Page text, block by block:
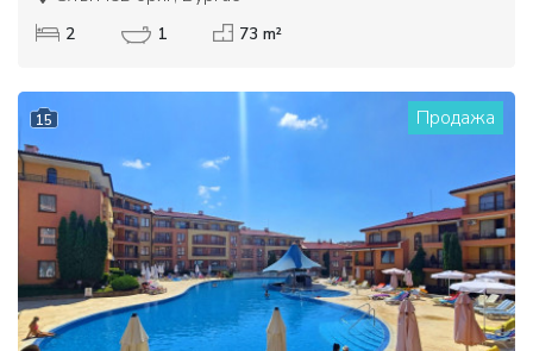
2 1 73 m²
15 Продажа